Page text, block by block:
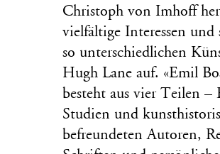
Christoph von Imhoff
vielfältige Interessen
so unterschiedlichen
Hugh Lane auf. «Emil
besteht aus vier Teilen –
Studien und
befreundeten Autoren,